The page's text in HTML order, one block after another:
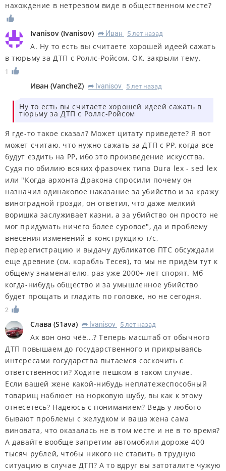
нахождение в нетрезвом виде в общественном месте?
Ivanisov (Ivanisov) R Иван 5 лет назад
А. Ну то есть вы считаете хорошей идеей сажать
в тюрьму за ДТП с Роллс-Ройсом. ОК, закрыли тему.
1
Иван (VancheZ) R Ivanisov 5 лет назад
Ну то есть вы считаете хорошей идеей сажать в
тюрьму за ДТП с Роллс-Ройсом
Я где-то такое сказал? Может цитату приведете? Я вот
может считаю, что нужно сажать за ДТП с РР, когда все
будут ездить на РР, ибо это произведение искусства.
Судя по обилию всяких фразочек типа Dura lex - sed lex
или "Когда архонта Дракона спросили почему он
назначил одинаковое наказание за убийство и за кражу
виноградной грозди, он ответил, что даже мелкий
воришка заслуживает казни, а за убийство он просто не
мог придумать ничего более суровое", да и проблему
внесения изменений в конструкцию т/с,
перерегистрацию и выдачу дубликатов ПТС обсуждали
еще древние (см. корабль Тесея), то мы не придём тут к
общему знаменателю, раз уже 2000+ лет спорят. Мб
когда-нибудь общество и за умышленное убийство
будет прощать и гладить по головке, но не сегодня.
2
Слава (S1ava) R Ivanisov 5 лет назад
Ах вон оно чёё...? Теперь масштаб от обычного
ДТП повышаем до государственного и прикрываясь
интересами государства пытаемся соскочить с
ответственности? Ходите пешком в таком случае.
Если вашей жене какой-нибудь неплатежеспособный
товарищ наблюет на норковую шубу, вы как к этому
отнесетесь? Надеюсь с пониманием? Ведь у любого
бывают проблемы с желудком и ваша жена сама
виновата, что оказалась не в том месте и не в то время?
А давайте вообще запретим автомобили дороже 400
тысяч рублей, чтобы никого не ставить в трудную
ситуацию в случае ДТП? А то вдруг вы затоталите чужую